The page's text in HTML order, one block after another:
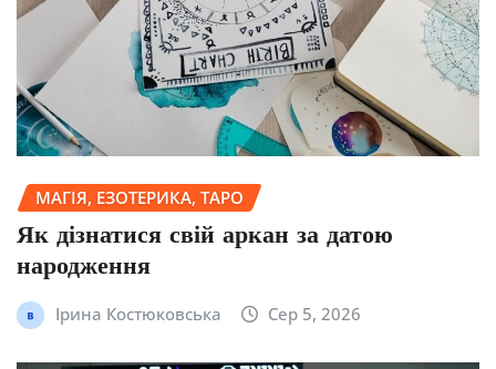
МАГІЯ, ЕЗОТЕРИКА, ТАРО
Як дізнатися свій аркан за датою
народження
Ірина Костюковська Сер 5, 2026